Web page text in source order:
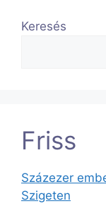
Keresés
Friss
Százezer
Szigeten